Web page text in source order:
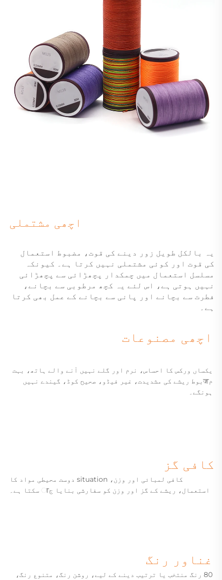
اچھی مشتملی
یہ بالکل طویل زور دینے کی قوت، مضبوط استعمال
کی قوت اور کوئی مشتملی نہیں کرتا ہے۔ کیونکہ
مسلسل استعمال میں چمکدار پچھڑائی سے پچھڑائی
نہیں ہوتی ہے، اس لئے یہ کچھ مرطوبی سے بچانے،
فطرت سے بچانے اور پانی سے بچانے کے عمل بھی کرتا
ہے۔
اچھی مصنوعات
یکساں ورکس کا احساس، نرم اور گلے نہیں آنے والے ہاتھ، بہت
مजبوط ریشے کی مشدیدت، غیر فیڈو، صحیح کوڈ، گیندے نہیں
ہونگے۔
کافی گز
کافی لمبائی اور وزن، situation دوست محیطی مواد کا
استعمال، ریشے کے گز اور وزن کو سفارشی بنایا جा سکتا ہے۔
غناور رنگ
80 رنگ منتخب یا ترتیب دینے کے لیے،
روشن رنگ، متنوع رنگ،